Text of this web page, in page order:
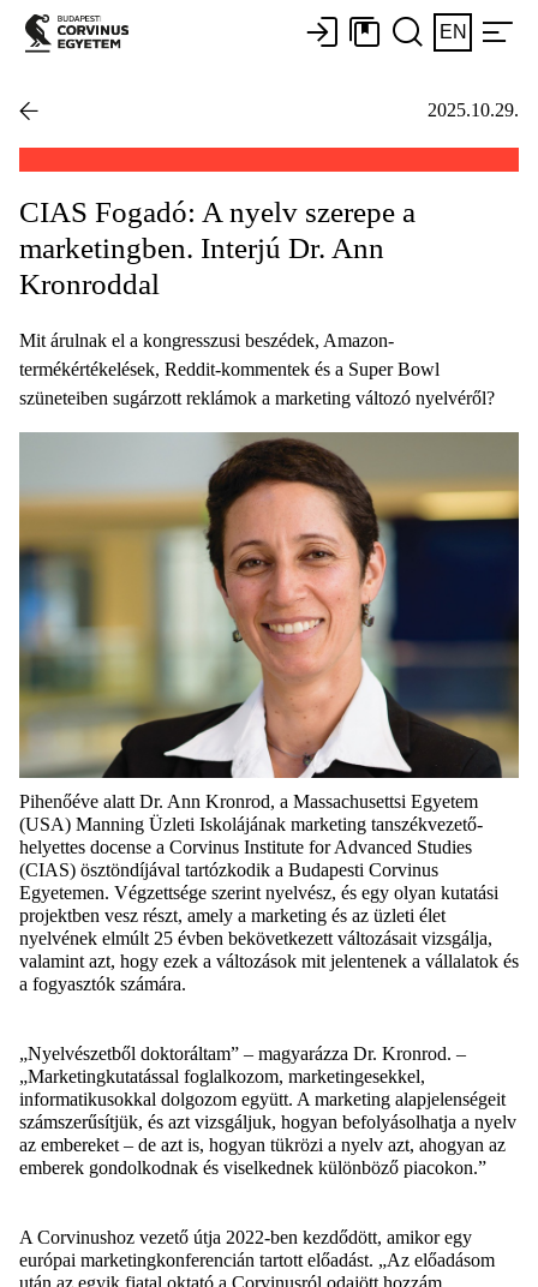
EN
2025.10.29.
CIAS Fogadó: A nyelv szerepe a
marketingben. Interjú Dr. Ann
Kronroddal
Mit árulnak el a kongresszusi beszédek, Amazon-
termékértékelések, Reddit-kommentek és a Super Bowl
szüneteiben sugárzott reklámok a marketing változó nyelvéről?
Pihenőéve alatt Dr. Ann Kronrod, a Massachusettsi Egyetem
(USA) Manning Üzleti Iskolájának marketing tanszékvezető-
helyettes docense a Corvinus Institute forAdvanced Studies
(CIAS) ösztöndíjával tartózkodik a Budapesti Corvinus
Egyetemen. Végzettsége szerint nyelvész, és egy olyan kutatási
projektben vesz részt, amely a marketing és az üzleti élet
nyelvének elmúlt 25 évben bekövetkezett változásait vizsgálja,
valamint azt, hogy ezek a változások mit jelentenek a vállalatok és
a fogyasztók számára.
„Nyelvészetből doktoráltam” – magyarázza Dr. Kronrod. –
„Marketingkutatással foglalkozom, marketingesekkel,
informatikusokkal dolgozom együtt. A marketing alapjelenségeit
számszerűsítjük, és azt vizsgáljuk, hogyan befolyásolhatja a nyelv
az embereket – de azt is, hogyan tükrözi a nyelv azt, ahogyan az
emberek gondolkodnak és viselkednek különböző piacokon.”
A Corvinushoz vezető útja 2022-ben kezdődött, amikor egy
európai marketingkonferencián tartott előadást. „Az előadásom